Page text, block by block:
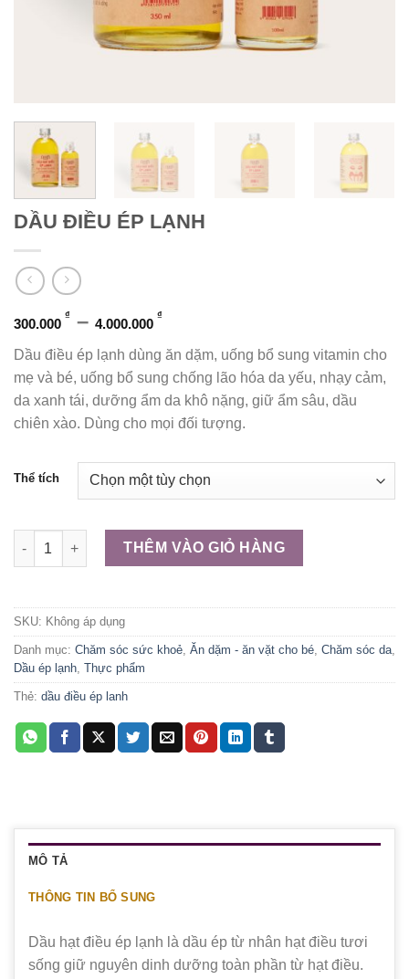
DẦU ĐIỀU ÉP LẠNH
300.000
₫ – 4.000.000
₫
từ
300.000 ₫
đến
4.000.000 ₫
Dầu điều ép lạnh dùng ăn dặm, uống bổ sung vitamin cho
mẹ và bé, uống bổ sung chống lão hóa da yếu, nhạy cảm,
da xanh tái, dưỡng ẩm da khô nặng, giữ ẩm sâu, dầu
chiên xào. Dùng cho mọi đối tượng.
Thể tích
DẦU ĐIỀU ÉP LẠNH số lượng
THÊM VÀO GIỎ HÀNG
SKU: Không áp dụng
Danh mục: Chăm sóc sức khoẻ, Ăn dặm - ăn vặt cho bé, Chăm sóc da,
Dầu ép lạnh, Thực phẩm
Thẻ: dầu điều ép lanh
MÔ TẢ
THÔNG TIN BỔ SUNG
Dầu hạt điều ép lạnh là dầu ép từ nhân hạt điều tươi
sống giữ nguyên dinh dưỡng toàn phần từ hạt điều.